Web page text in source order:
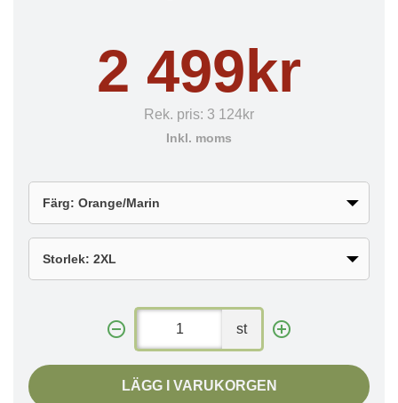
2 499kr
Rek. pris: 3 124kr
Inkl. moms
st
LÄGG I VARUKORGEN